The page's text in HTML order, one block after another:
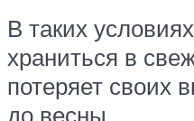
В таких
храниться в
потеряет своих
до весны.